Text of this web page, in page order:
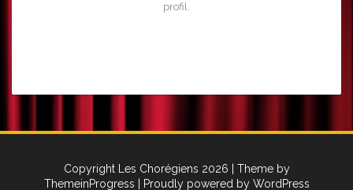
profil.
Copyright Les Chorégiens 2026
| Theme by
ThemeinProgress
| Proudly powered by WordPress